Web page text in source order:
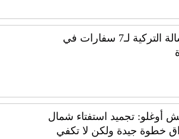
الرسالة التركية لـ7 سفارات في
أوغلو: تجميد استفتاء شمال
خطوة جيدة ولكن لا تكفي